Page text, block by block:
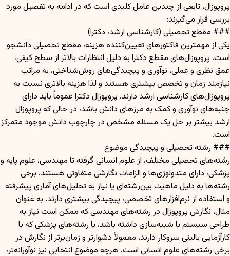
پروپوزال، تابعی از چندین عامل کلیدی است که در ادامه به تفصیل مورد
بررسی قرار می‌گیرند:
### مقطع تحصیلی (کارشناسی ارشد، دکترا)
یکی از مهمترین فاکتورهای تعیین‌کننده هزینه، مقطع تحصیلی دانشجو
است. پروپوزال‌های مقطع دکترا به دلیل انتظارات بالاتر از سطح کیفی،
عمق نظری و عملی، نوآوری و پیچیدگی‌های روش‌شناختی، به مراتب
نیازمند زمان و تخصص بیشتری هستند و لذا هزینه بالاتری نسبت به
پروپوزال‌های کارشناسی ارشد دارند. پروپوزال دکترا عموماً باید دارای
جنبه‌های نوآوری و کمک به مرزهای دانش باشد، در حالی که پروپوزال
ارشد بیشتر بر حل یک مسئله مشخص در چارچوب دانش موجود متمرکز
است.
### رشته تحصیلی و پیچیدگی موضوع
رشته‌های تحصیلی مختلف، از علوم انسانی گرفته تا مهندسی، علوم پایه و
پزشکی، دارای متدولوژی‌ها و الزامات نگارشی متفاوتی هستند. برخی
رشته‌ها به دلیل ماهیت بین‌رشته‌ای یا نیاز به تحلیل‌های آماری پیشرفته
و استفاده از نرم‌افزارهای تخصصی، پیچیدگی بیشتری دارند. به عنوان
مثال، نگارش پروپوزال در رشته‌های مهندسی که ممکن است نیاز به
طراحی سیستم یا شبیه‌سازی داشته باشد، یا رشته‌های پزشکی که با
کارآزمایی بالینی سروکار دارند، معمولاً دشوارتر و زمان‌برتر از نگارش در
برخی رشته‌های علوم انسانی است. هرچه موضوع انتخابی نیز نوآورانه‌تر،